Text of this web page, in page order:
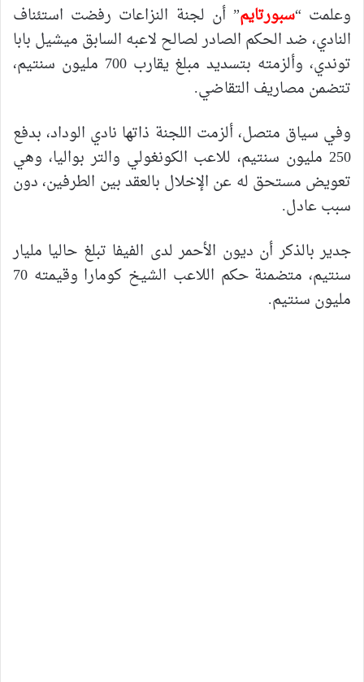
وعلمت “سبورتايم” أن لجنة النزاعات رفضت استئناف
النادي، ضد الحكم الصادر لصالح لاعبه السابق ميشيل بابا
توندي، وألزمته بتسديد مبلغ يقارب 700 مليون سنتيم،
تتضمن مصاريف التقاضي.
وفي سياق متصل، ألزمت اللجنة ذاتها نادي الوداد، بدفع
250 مليون سنتيم، للاعب الكونغولي والتر بواليا، وهي
تعويض مستحق له عن الإخلال بالعقد بين الطرفين، دون
سبب عادل.
جدير بالذكر أن ديون الأحمر لدى الفيفا تبلغ حاليا مليار
سنتيم، متضمنة حكم اللاعب الشيخ كومارا وقيمته 70
مليون سنتيم.